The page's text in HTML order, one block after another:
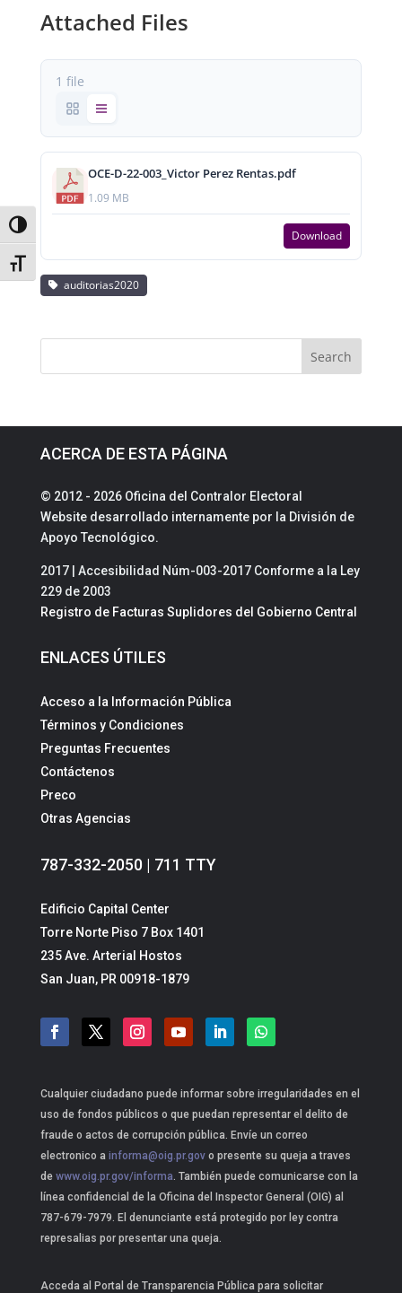
Toggle High Contrast
Toggle Font size
Attached Files
1 file
OCE-D-22-003_Victor Perez Rentas.pdf
1.09 MB
Download
auditorias2020
ACERCA DE ESTA PÁGINA
© 2012 - 2026 Oficina del Contralor Electoral
Website desarrollado internamente por la División de
Apoyo Tecnológico.
2017 | Accesibilidad Núm-003-2017 Conforme a la Ley
229 de 2003
Registro de Facturas Suplidores del Gobierno Central
ENLACES ÚTILES
Acceso a la Información Pública
Términos y Condiciones
Preguntas Frecuentes
Contáctenos
Preco
Otras Agencias
787-332-2050 | 711 TTY
Edificio Capital Center
Torre Norte Piso 7 Box 1401
235 Ave. Arterial Hostos
San Juan, PR 00918-1879
Cualquier ciudadano puede informar sobre irregularidades en el
uso de fondos públicos o que puedan representar el delito de
fraude o actos de corrupción pública. Envíe un correo
electronico a informa@oig.pr.govo presente su queja a traves
dewww.oig.pr.gov/informa. También puede comunicarse con la
línea confidencial de la Oficina del Inspector General (OIG) al
787-679-7979. El denunciante está protegido por ley contra
represalias por presentar una queja.
Acceda al Portal de Transparencia Pública para solicitar